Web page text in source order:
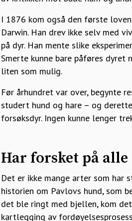
I 1876 kom også den første
Darwin. Han drev ikke selv med
på dyr. Han mente slike
Smerte kunne bare påføres
liten som mulig.
Før århundret var over, begynte
studert hund og hare – og
forsøksdyr. Ingen kunne lenger
Har forsket på
Det er ikke mange arter som har
historien om Pavlovs hund, som
det ble ringt med bjellen, kom
kartlegging av